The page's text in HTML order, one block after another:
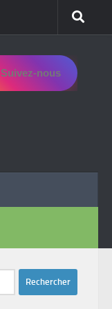
Suivez-nous